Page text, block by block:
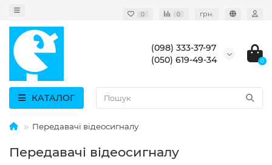
0 0 грн.
(098) 333-37-97
(050) 619-49-34
0
КАТАЛОГ
Передавачі відеосигналу
Передавачі відеосигналу